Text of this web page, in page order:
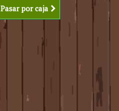
Pasar por caja